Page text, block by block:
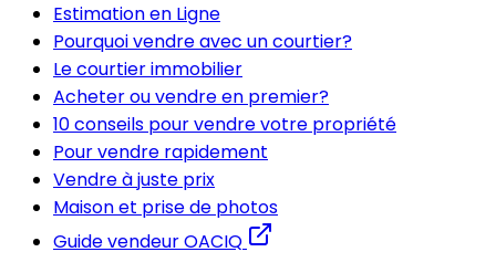
Estimation en Ligne
Pourquoi vendre avec un courtier?
Le courtier immobilier
Acheter ou vendre en premier?
10 conseils pour vendre votre propriété
Pour vendre rapidement
Vendre à juste prix
Maison et prise de photos
Guide vendeur OACIQ